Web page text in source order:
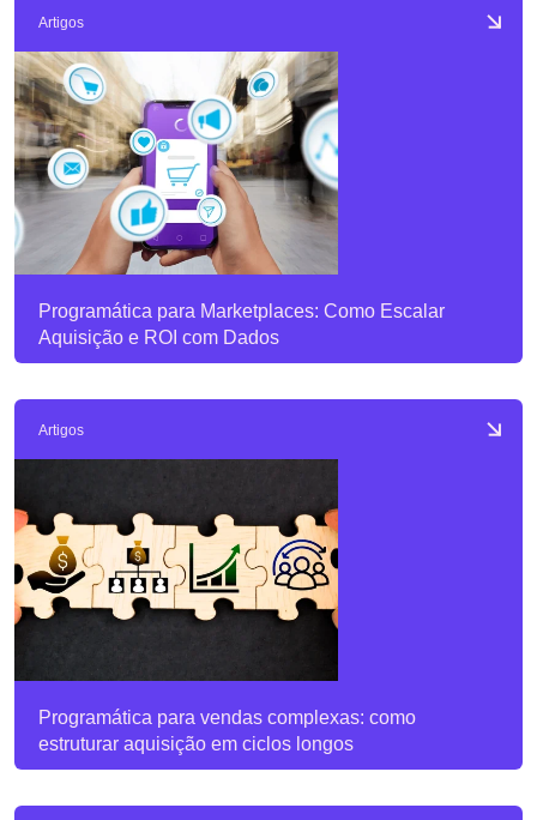
Artigos
Programática para Marketplaces: Como Escalar
Aquisição e ROI com Dados
Artigos
Programática para vendas complexas: como
estruturar aquisição em ciclos longos